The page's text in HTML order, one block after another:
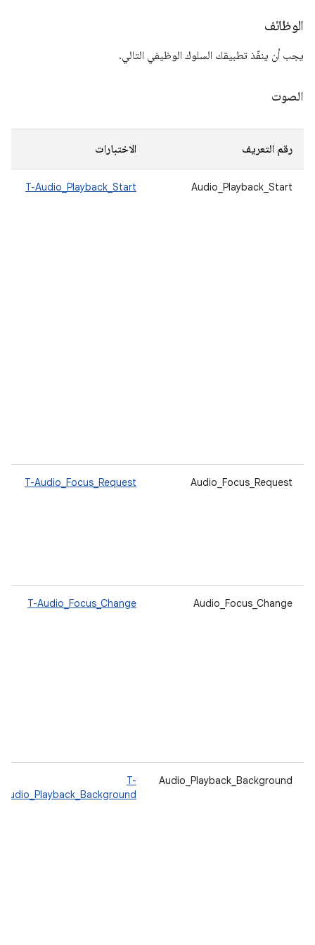
الوظائف
يجب أن ينفّذ تطبيقك السلوك الوظيفي التالي.
الصوت
رقم التعريف الاختبارات
Audio_Playback_Start
T-Audio_Playback_Start
Audio_Focus_Request
T-Audio_Focus_Request
Audio_Focus_Change
T-Audio_Focus_Change
Audio_Playback_Background
T-
Audio_Playback_Background